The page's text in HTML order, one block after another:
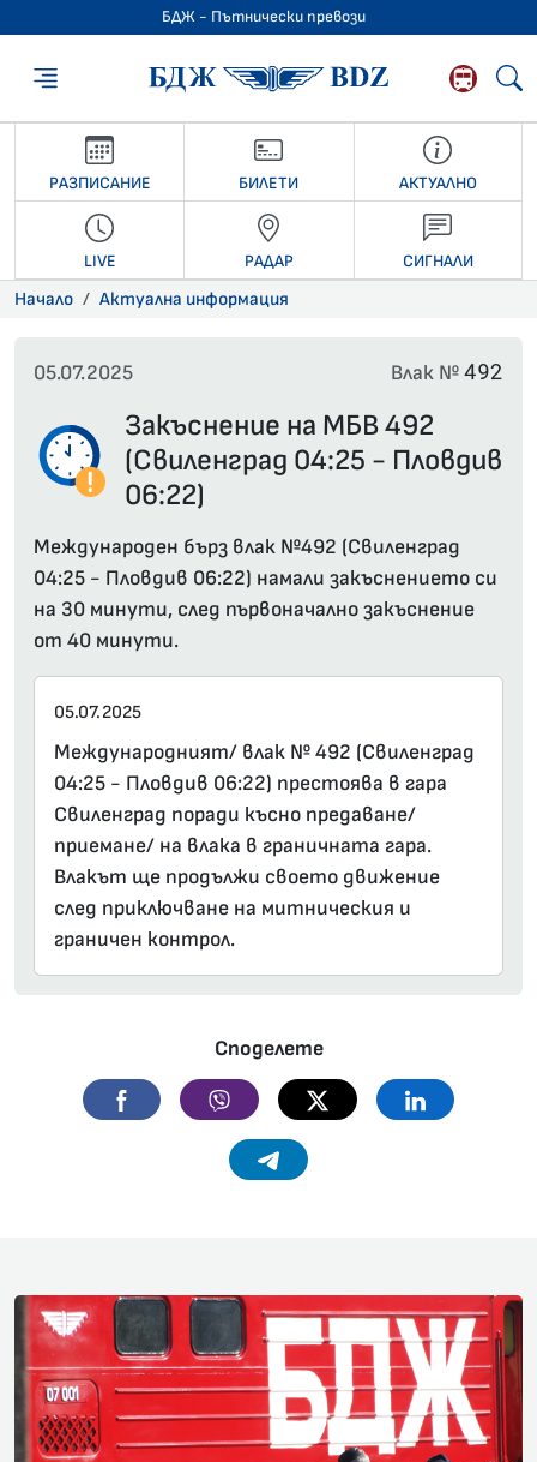
БДЖ - Пътнически превози
БДЖ -
РАЗПИСАНИЕ БИЛЕТИ АКТУАЛНО
LIVE РАДАР СИГНАЛИ
Начало Актуална информация
05.07.2025 Влак №492
Закъснение на МБВ 492
(Свиленград 04:25 - Пловдив
06:22)
Международен бърз влак №492 (Свиленград
04:25 - Пловдив 06:22) намали закъснението си
на 30 минути, след първоначално закъснение
от 40 минути.
05.07.2025
Международният/ влак № 492 (Свиленград
04:25 - Пловдив 06:22) престоява в гара
Свиленград поради късно предаване/
приемане/ на влака в граничната гара.
Влакът ще продължи своето движение
след приключване на митническия и
граничен контрол.
Споделете
Facebook Viber Twitter Linkedin
Telegram